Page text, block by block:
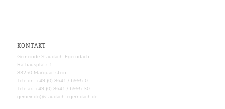
KONTAKT
Gemeinde Staudach-Egerndach
Rathausplatz 1
83250 Marquartstein
Telefon: +49 (0) 8641 / 6995-0
Telefax: +49 (0) 8641 / 6995-30
gemeinde@staudach-egerndach.de